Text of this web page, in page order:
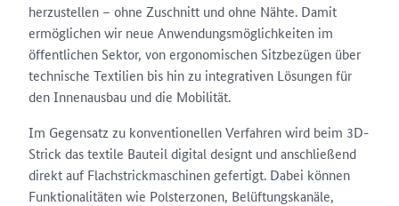
herzustellen – ohne Zuschnitt und ohne Nähte. Damit
ermöglichen wir neue Anwendungsmöglichkeiten im
öffentlichen Sektor, von ergonomischen Sitzbezügen über
technische Textilien bis hin zu integrativen Lösungen für
den Innenausbau und die Mobilität.
Im Gegensatz zu konventionellen Verfahren wird beim 3D-
Strick das textile Bauteil digital designt und anschließend
direkt auf Flachstrickmaschinen gefertigt. Dabei können
Funktionalitäten wie Polsterzonen, Belüftungskanäle,